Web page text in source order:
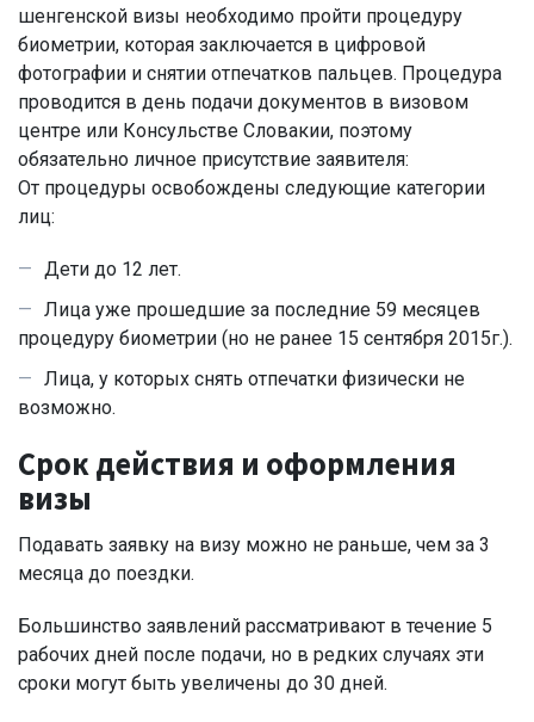
шенгенской визы необходимо пройти процедуру
биометрии, которая заключается в цифровой
фотографии и снятии отпечатков пальцев. Процедура
проводится в день подачи документов в визовом
центре или Консульстве Словакии, поэтому
обязательно личное присутствие заявителя:
От процедуры освобождены следующие категории
лиц:
Дети до 12 лет.
Лица уже прошедшие за последние 59 месяцев
процедуру биометрии (но не ранее 15 сентября 2015г.).
Лица, у которых снять отпечатки физически не
возможно.
Срок действия и оформления
визы
Подавать заявку на визу можно не раньше, чем за 3
месяца до поездки.
Большинство заявлений рассматривают в течение 5
рабочих дней после подачи, но в редких случаях эти
сроки могут быть увеличены до 30 дней.